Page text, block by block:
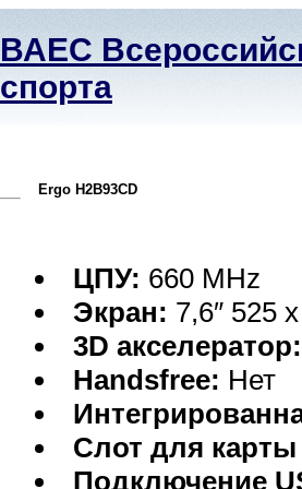
ВАЕС
спорта
Ergo H2B93CD
ЦПУ: 660 MHz
Экран: 7,6″ 525
3D акселератор:
Handsfree: Нет
Слот для
Подключение